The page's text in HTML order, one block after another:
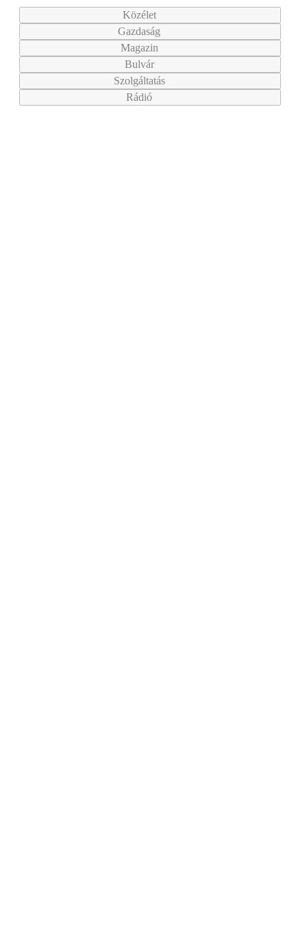
Közélet
Gazdaság
Magazin
Bulvár
Szolgáltatás
Rádió